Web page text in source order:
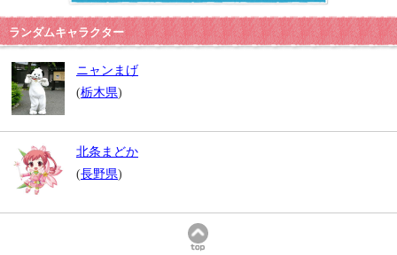
ランダムキャラクター
ニャンまげ
(栃木県)
北条まどか
(長野県)